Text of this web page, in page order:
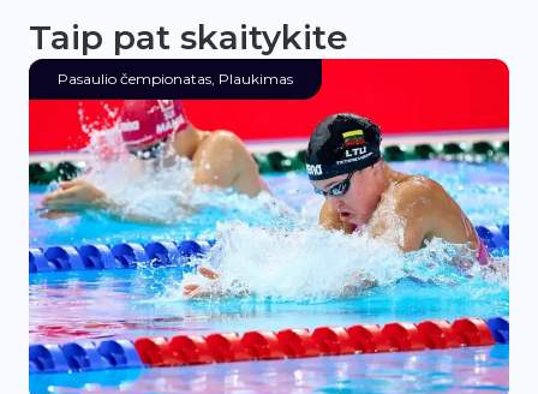
Taip pat skaitykite
Pasaulio čempionatas, Plaukimas